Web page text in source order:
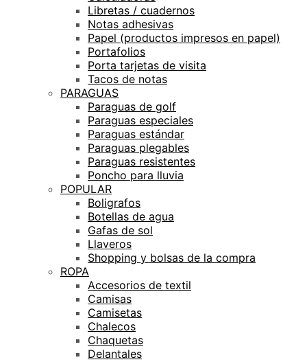
Libretas / cuadernos
Notas adhesivas
Papel (productos impresos en papel)
Portafolios
Porta tarjetas de visita
Tacos de notas
PARAGUAS
Paraguas de golf
Paraguas especiales
Paraguas estándar
Paraguas plegables
Paraguas resistentes
Poncho para lluvia
POPULAR
Boligrafos
Botellas de agua
Gafas de sol
Llaveros
Shopping y bolsas de la compra
ROPA
Accesorios de textil
Camisas
Camisetas
Chalecos
Chaquetas
Delantales